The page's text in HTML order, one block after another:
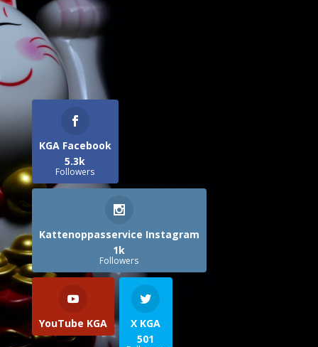
KGA Facebook
5.3k
Followers
Kattenoppasservice Instagram
1k
Followers
YouTube KGA
X KGA
501